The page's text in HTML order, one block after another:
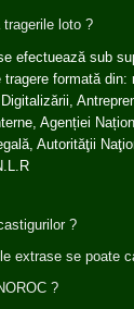
loto ?
efectuează sub
formată din:
Agenției
Autorităţii
?
extrase se poate
?